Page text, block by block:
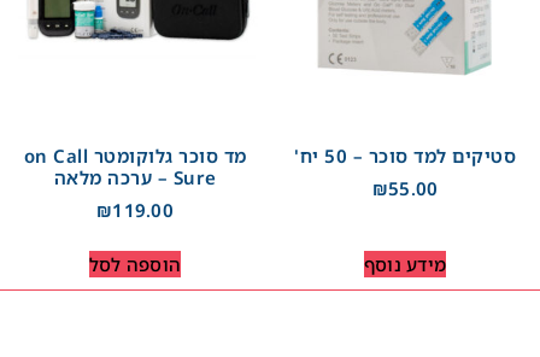
סטיקים למד סוכר – 50 יח'
₪55.00
מידע נוסף
מד סוכר גלוקומטר on Call
Sure – ערכה מלאה
₪119.00
הוספה לסל